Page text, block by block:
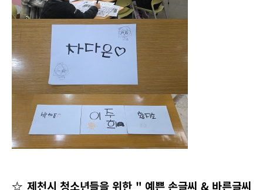
☆ 제천시 청소년들을 위한 " 예쁜 손글씨 & 바른글씨